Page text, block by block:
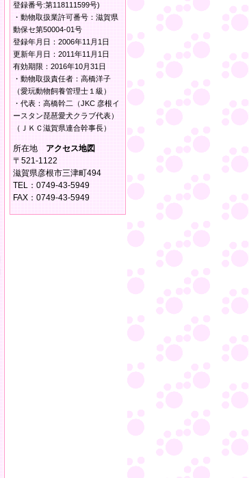
登録番号:第118111599号)
・動物取扱業許可番号：滋賀県
動保セ第50004-01号
登録年月日：2006年11月1日
更新年月日：2011年11月1日
有効期限：2016年10月31日
・動物取扱責任者：高橋洋子
（愛玩動物飼養管理士１級）
・代表：高橋幹二（JKC 彦根イ
ースタン琵琶愛犬クラブ代表）
（ＪＫＣ滋賀県連合幹事長）
所在地 アクセス地図
〒521-1122
滋賀県彦根市三津町494
TEL：0749-43-5949
FAX：0749-43-5949